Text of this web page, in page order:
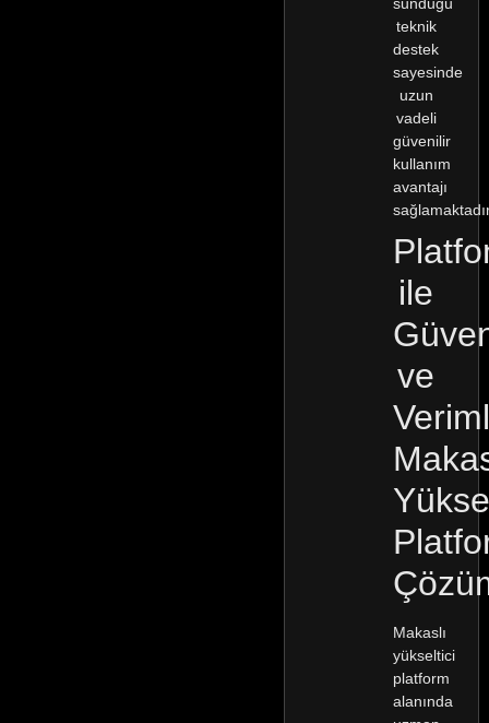
teknik
destek
sayesinde
uzun
vadeli
güvenilir
kullanım
avantajı
ile
ve
Makaslı
yükseltici
platform
alanında